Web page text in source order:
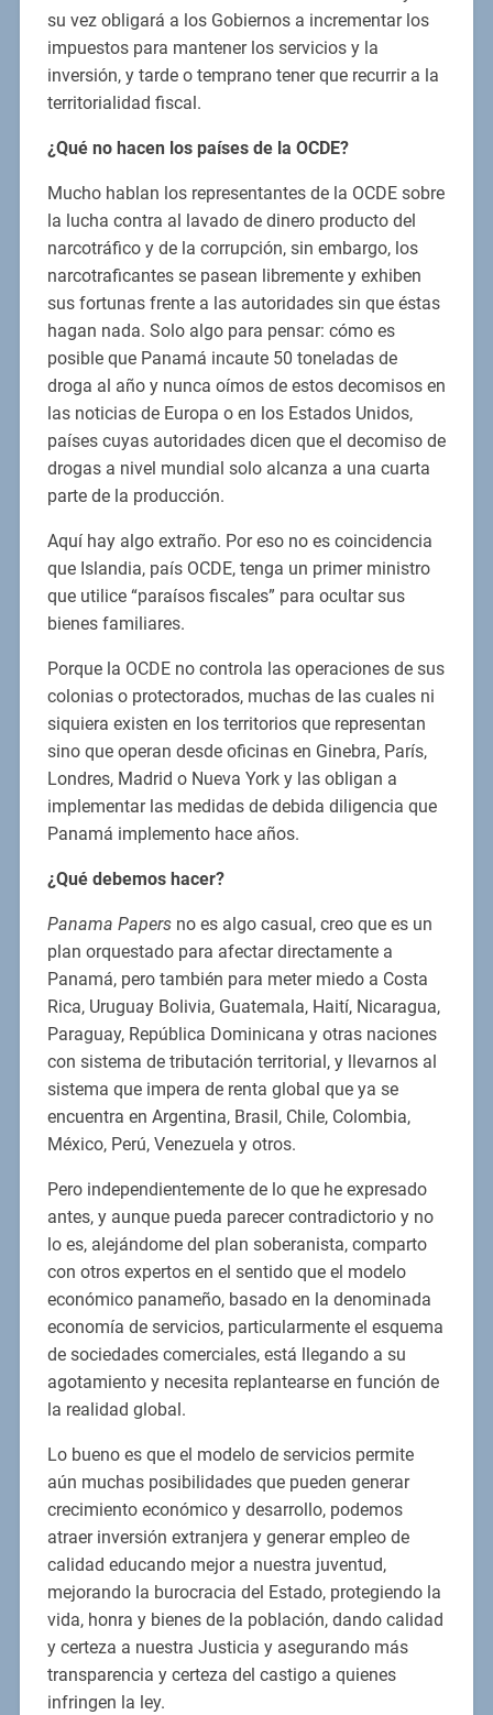
su vez obligará a los Gobiernos a incrementar los
impuestos para mantener los servicios y la
inversión, y tarde o temprano tener que recurrir a la
territorialidad fiscal.
¿Qué no hacen los países de la OCDE?
Mucho hablan los representantes de la OCDE sobre
la lucha contra al lavado de dinero producto del
narcotráfico y de la corrupción, sin embargo, los
narcotraficantes se pasean libremente y exhiben
sus fortunas frente a las autoridades sin que éstas
hagan nada. Solo algo para pensar: cómo es
posible que Panamá incaute 50 toneladas de
droga al año y nunca oímos de estos decomisos en
las noticias de Europa o en los Estados Unidos,
países cuyas autoridades dicen que el decomiso de
drogas a nivel mundial solo alcanza a una cuarta
parte de la producción.
Aquí hay algo extraño. Por eso no es coincidencia
que Islandia, país OCDE, tenga un primer ministro
que utilice “paraísos fiscales” para ocultar sus
bienes familiares.
Porque la OCDE no controla las operaciones de sus
colonias o protectorados, muchas de las cuales ni
siquiera existen en los territorios que representan
sino que operan desde oficinas en Ginebra, París,
Londres, Madrid o Nueva York y las obligan a
implementar las medidas de debida diligencia que
Panamá implemento hace años.
¿Qué debemos hacer?
Panama Papersno es algo casual, creo que es un
plan orquestado para afectar directamente a
Panamá, pero también para meter miedo a Costa
Rica, Uruguay Bolivia, Guatemala, Haití, Nicaragua,
Paraguay, República Dominicana y otras naciones
con sistema de tributación territorial, y llevarnos al
sistema que impera de renta global que ya se
encuentra en Argentina, Brasil, Chile, Colombia,
México, Perú, Venezuela y otros.
Pero independientemente de lo que he expresado
antes, y aunque pueda parecer contradictorio y no
lo es, alejándome del plan soberanista, comparto
con otros expertos en el sentido que el modelo
económico panameño, basado en la denominada
economía de servicios, particularmente el esquema
de sociedades comerciales, está llegando a su
agotamiento y necesita replantearse en función de
la realidad global.
Lo bueno es que el modelo de servicios permite
aún muchas posibilidades que pueden generar
crecimiento económico y desarrollo, podemos
atraer inversión extranjera y generar empleo de
calidad educando mejor a nuestra juventud,
mejorando la burocracia del Estado, protegiendo la
vida, honra y bienes de la población, dando calidad
y certeza a nuestra Justicia y asegurando más
transparencia y certeza del castigo a quienes
infringen la ley.